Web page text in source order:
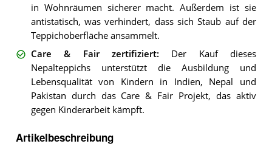
in Wohnräumen sicherer macht. Außerdem ist sie
antistatisch, was verhindert, dass sich Staub auf der
Teppichoberfläche ansammelt.
Care & Fair zertifiziert: Der Kauf dieses
Nepalteppichs unterstützt die Ausbildung und
Lebensqualität von Kindern in Indien, Nepal und
Pakistan durch das Care & Fair Projekt, das aktiv
gegen Kinderarbeit kämpft.
Artikelbeschreibung